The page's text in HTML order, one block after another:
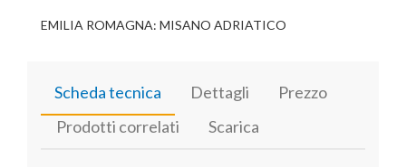
EMILIA ROMAGNA: MISANO ADRIATICO
Scheda tecnica Dettagli
Prezzo
Prodotti correlati
Scarica